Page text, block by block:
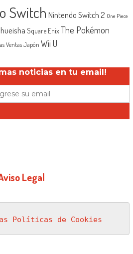
Switch Nintendo Switch 2 One Piece
Square EnixThe Pokémon
Ventas Japón Wii U
noticias en tu email!
Legal
Políticas de Cookies